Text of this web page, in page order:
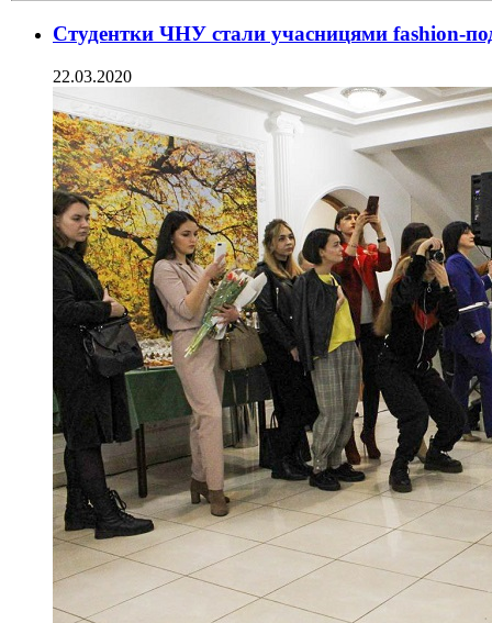
Студентки ЧНУ стали учасницями fashion-
22.03.2020